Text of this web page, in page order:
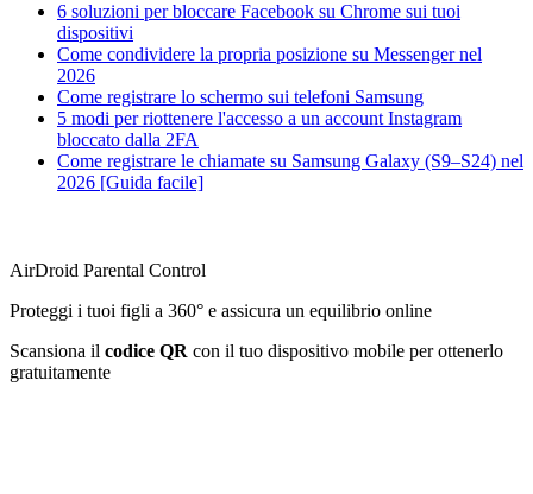
6 soluzioni per bloccare Facebook su Chrome sui tuoi
dispositivi
Come condividere la propria posizione su Messenger nel
2026
Come registrare lo schermo sui telefoni Samsung
5 modi per riottenere l'accesso a un account Instagram
bloccato dalla 2FA
Come registrare le chiamate su Samsung Galaxy (S9–S24) nel
2026 [Guida facile]
AirDroid Parental Control
Proteggi i tuoi figli a 360° e assicura un equilibrio online
Scansiona il codice QR con il tuo dispositivo mobile per ottenerlo
gratuitamente